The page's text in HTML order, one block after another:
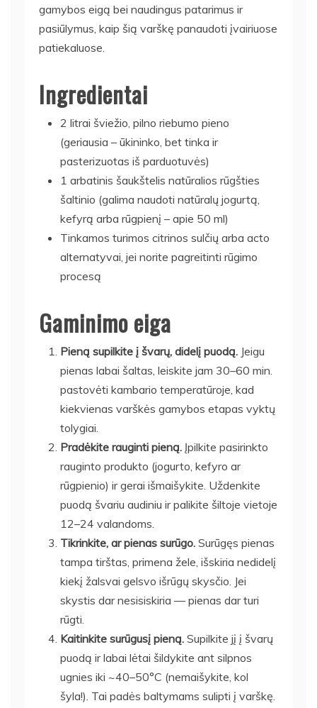
gamybos eigą bei naudingus patarimus ir
pasiūlymus, kaip šią varškę panaudoti įvairiuose
patiekaluose.
Ingredientai
2 litrai šviežio, pilno riebumo pieno
(geriausia – ūkininko, bet tinka ir
pasterizuotas iš parduotuvės)
1 arbatinis šaukštelis natūralios rūgšties
šaltinio (galima naudoti natūralų jogurtą,
kefyrą arba rūgpienį – apie 50 ml)
Tinkamos turimos citrinos sulčių arba acto
alternatyvai, jei norite pagreitinti rūgimo
procesą
Gaminimo eiga
Pieną supilkite į švarų, didelį puodą. Jeigu
pienas labai šaltas, leiskite jam 30–60 min.
pastovėti kambario temperatūroje, kad
kiekvienas varškės gamybos etapas vyktų
tolygiai.
Pradėkite rauginti pieną. Įpilkite pasirinkto
rauginto produkto (jogurto, kefyro ar
rūgpienio) ir gerai išmaišykite. Uždenkite
puodą švariu audiniu ir palikite šiltoje vietoje
12–24 valandoms.
Tikrinkite, ar pienas surūgo. Surūgęs pienas
tampa tirštas, primena žele, išskiria nedidelį
kiekį žalsvai gelsvo išrūgų skysčio. Jei
skystis dar nesisiskiria — pienas dar turi
rūgti.
Kaitinkite surūgusį pieną. Supilkite jį į švarų
puodą ir labai lėtai šildykite ant silpnos
ugnies iki ~40–50°C (nemaišykite, kol
šyla!). Tai padės baltymams sulipti į varškę.